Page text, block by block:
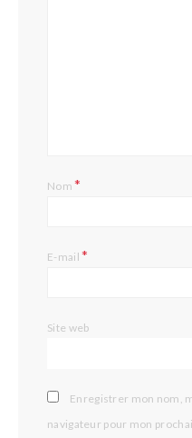
Nom*
E-mail*
Site web
Enregistrer mon nom,
navigateur pour mon